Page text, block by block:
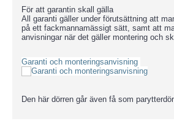
För att garantin skall gälla
All garanti gäller under förutsättning att
på ett fackmannamässigt sätt, samt att
anvisningar när det gäller montering och
Garanti och monteringsanvisning
Den här dörren går även få som